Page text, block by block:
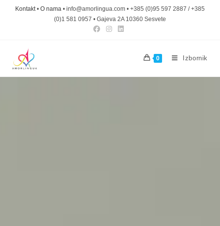
Kontakt• O nama • info@amorlingua.com • +385 (0)95 597 2887 / +385
(0)1 581 0957 • Gajeva 2A 10360 Sesvete
0 Izbornik